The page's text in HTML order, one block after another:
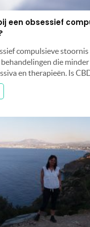
een obsessief
compulsieve stoornis
behandelingen die
en therapieën. Is